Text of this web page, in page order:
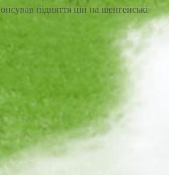
підняття цін на шенгенські